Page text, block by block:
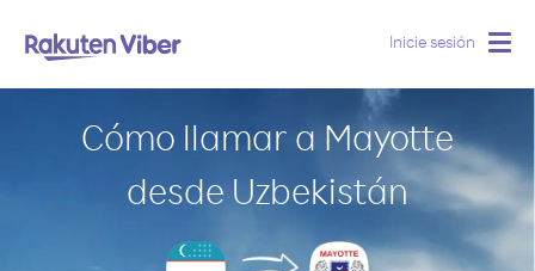
Inicie sesión
Cómo llamar a Mayotte
desde Uzbekistán